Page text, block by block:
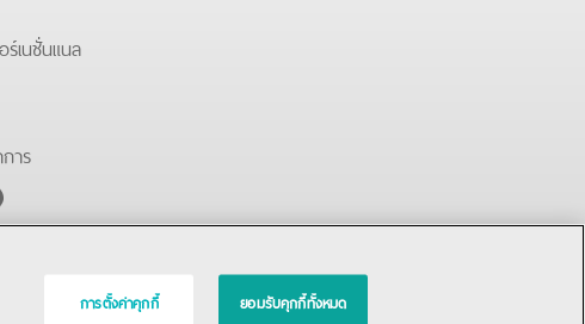
เนชั่นแนล
าร
การตั้งค่าคุกกี้ ยอมรับคุกกี้ทั้งหมด